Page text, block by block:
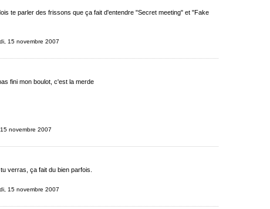
te parler des frissons que ça fait d'entendre "Secret meeting" et "Fake
15 novembre 2007
fini mon boulot, c'est la merde
novembre 2007
verras, ça fait du bien parfois.
15 novembre 2007